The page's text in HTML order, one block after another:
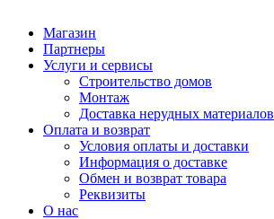
Магазин
Партнеры
Услуги и сервисы
Строительство домов
Монтаж
Доставка нерудных материалов
Оплата и возврат
Условия оплаты и доставки
Информация о доставке
Обмен и возврат товара
Реквизиты
О нас